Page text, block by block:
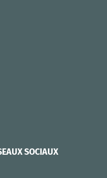
SOCIAUX